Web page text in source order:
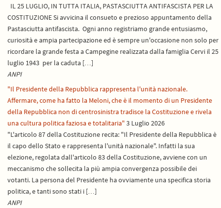
IL 25 LUGLIO, IN TUTTA ITALIA, PASTASCIUTTA ANTIFASCISTA PER LA
COSTITUZIONE Si avvicina il consueto e prezioso appuntamento della
Pastasciutta antifascista. Ogni anno registriamo grande entusiasmo,
curiosità e ampia partecipazione ed è sempre un'occasione non solo per
ricordare la grande festa a Campegine realizzata dalla famiglia Cervi il 25
luglio 1943 per la caduta […]
ANPI
"Il Presidente della Repubblica rappresenta l'unità nazionale.
Affermare, come ha fatto la Meloni, che è il momento di un Presidente
della Repubblica non di centrosinistra tradisce la Costituzione e rivela
una cultura politica faziosa e totalitaria" 3 Luglio 2026
"L'articolo 87 della Costituzione recita: "Il Presidente della Repubblica è
il capo dello Stato e rappresenta l'unità nazionale". Infatti la sua
elezione, regolata dall'articolo 83 della Costituzione, avviene con un
meccanismo che sollecita la più ampia convergenza possibile dei
votanti. La persona del Presidente ha ovviamente una specifica storia
politica, e tanti sono stati i […]
ANPI